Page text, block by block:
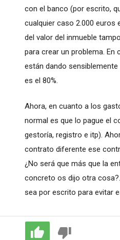
con el banco (por escrito,
cualquier caso 2.000 euros
del valor del inmueble
para crear un problema. En
están dando
es el 80%.
Ahora, en cuanto a los
normal es que lo pague el
gestoría, registro e itp).
contrato diferente ese
¿No será que más que la
concreto os dijo otra
sea por escrito para evitar